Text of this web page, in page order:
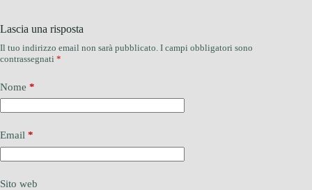
Lascia una risposta
Il tuo indirizzo email non sarà pubblicato. I campi obbligatori sono
contrassegnati *
Nome *
Email *
Sito web